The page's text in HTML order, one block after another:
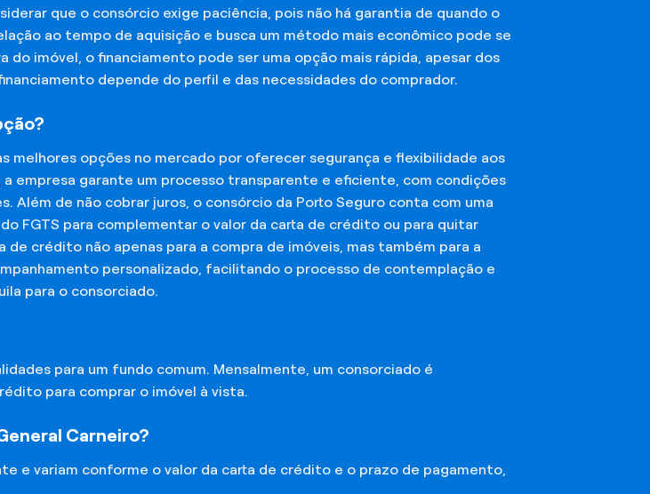
que o consórcio exige paciência, pois não há garantia de quando o
ao tempo de aquisição e busca um método mais econômico pode se
do imóvel, o financiamento pode ser uma opção mais rápida, apesar dos
depende do perfil e das necessidades do comprador.
melhores opções no mercado por oferecer segurança e flexibilidade aos
empresa garante um processo transparente e eficiente, com condições
de não cobrar juros, o consórcio da Porto Seguro conta com uma
FGTS para complementar o valor da carta de crédito ou para quitar
crédito não apenas para a compra de imóveis, mas também para a
personalizado, facilitando o processo de contemplação e
para o consorciado.
para um fundo comum. Mensalmente, um consorciado é
para comprar o imóvel à vista.
Carneiro?
e variam conforme o valor da carta de crédito e o prazo de pagamento,